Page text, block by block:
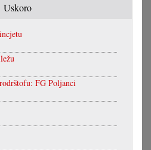
Uskoro
FG Poljanci